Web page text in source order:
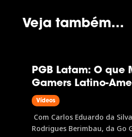
Veja também…
PGB Latam: O que
Gamers Latino-
Vídeos
Com Carlos Eduardo da
Rodrigues Berimbau, da Go